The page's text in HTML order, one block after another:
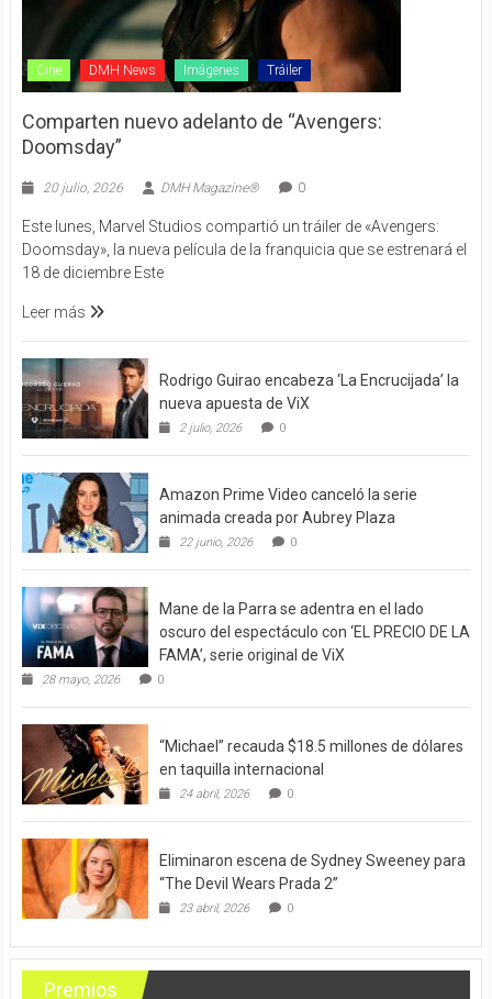
Cine DMH News Imágenes Tráiler
Comparten nuevo adelanto de “Avengers:
Doomsday”
20 julio, 2026 DMH Magazine® 0
Este lunes, Marvel Studios compartió un tráiler de «Avengers:
Doomsday», la nueva película de la franquicia que se estrenará el
18 de diciembre Este
Leer más
Rodrigo Guirao encabeza ‘La Encrucijada’ la
nueva apuesta de ViX
2 julio, 2026 0
Amazon Prime Video canceló la serie
animada creada por Aubrey Plaza
22 junio, 2026 0
Mane de la Parra se adentra en el lado
oscuro del espectáculo con ‘EL PRECIO DE LA
FAMA’, serie original de ViX
28 mayo, 2026 0
“Michael” recauda $18.5 millones de dólares
en taquilla internacional
24 abril, 2026 0
Eliminaron escena de Sydney Sweeney para
“The Devil Wears Prada 2”
23 abril, 2026 0
Premios